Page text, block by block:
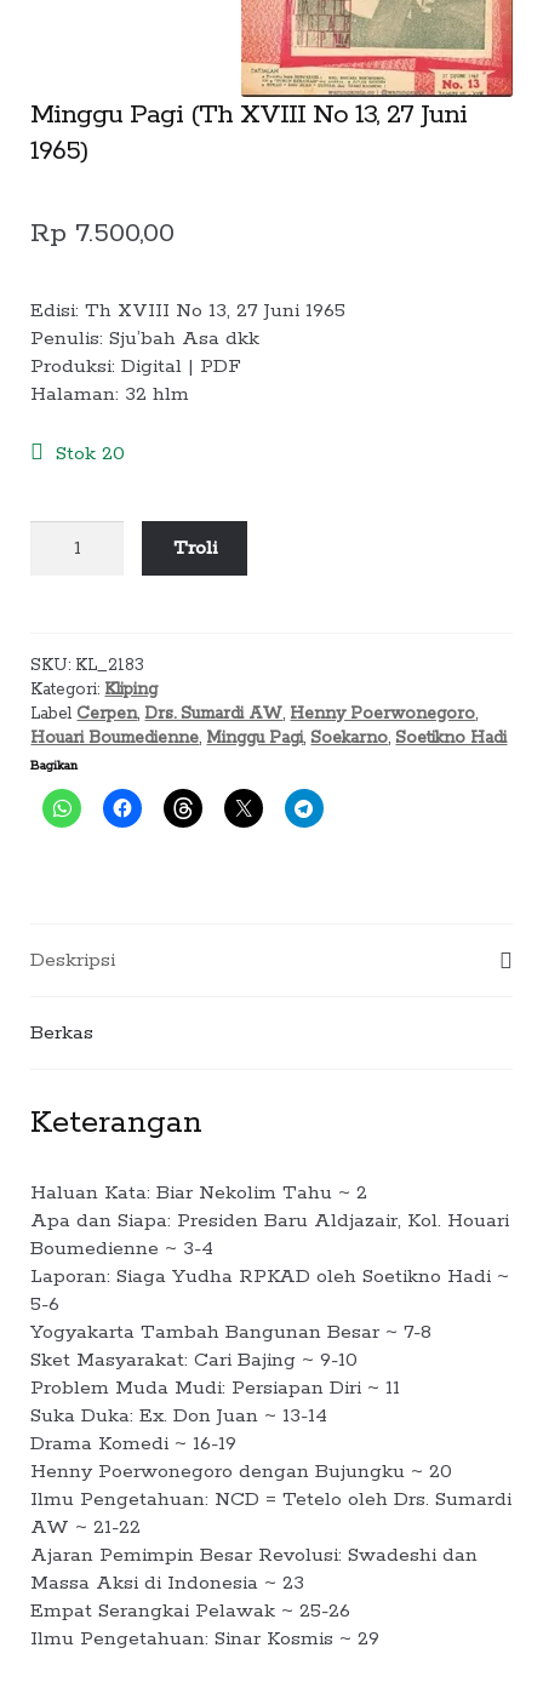
Rekening
Minggu Pagi (Th XVIII No 13, 27 Juni
1965)
Rp 7.500,00
Edisi: Th XVIII No 13, 27 Juni 1965
Penulis: Sju’bah Asa dkk
Produksi: Digital | PDF
Halaman: 32 hlm
Stok 20
Minggu
No
13,
27
Juni
1965)
Troli
SKU: KL_2183
Kategori: Kliping
Label Cerpen, Drs. Sumardi AW, Henny Poerwonegoro,
Houari Boumedienne, Minggu Pagi, Soekarno, Soetikno Hadi
Bagikan
Deskripsi
Berkas
Keterangan
Haluan Kata: Biar Nekolim Tahu ~ 2
Apa dan Siapa: Presiden Baru Aldjazair, Kol. Houari
Boumedienne ~ 3-4
Laporan: Siaga Yudha RPKAD oleh Soetikno Hadi ~
5-6
Yogyakarta Tambah Bangunan Besar ~ 7-8
Sket Masyarakat: Cari Bajing ~ 9-10
Problem Muda Mudi: Persiapan Diri ~ 11
Suka Duka: Ex. Don Juan ~ 13-14
Drama Komedi ~ 16-19
Henny Poerwonegoro dengan Bujungku ~ 20
Ilmu Pengetahuan: NCD = Tetelo oleh Drs. Sumardi
AW ~ 21-22
Ajaran Pemimpin Besar Revolusi: Swadeshi dan
Massa Aksi di Indonesia ~ 23
Empat Serangkai Pelawak ~ 25-26
Ilmu Pengetahuan: Sinar Kosmis ~ 29